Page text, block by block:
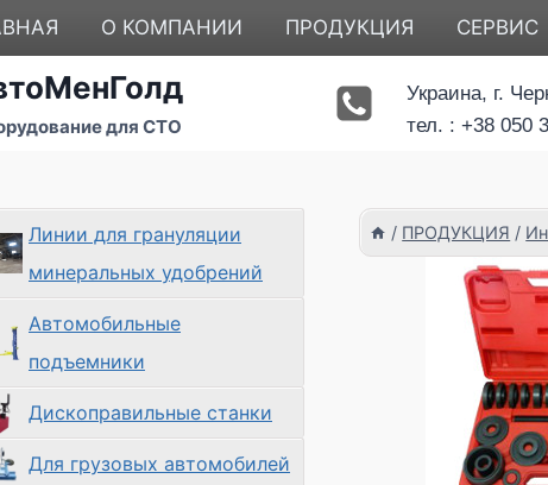
О КОМПАНИИ ПРОДУКЦИЯ СЕРВИС
для СТО
Украина, г.
тел. : +38 050
/ ПРОДУКЦИЯ /
Линии для грануляции
минеральных удобрений
Автомобильные
подъемники
Дископравильные станки
Для грузовых автомобилей